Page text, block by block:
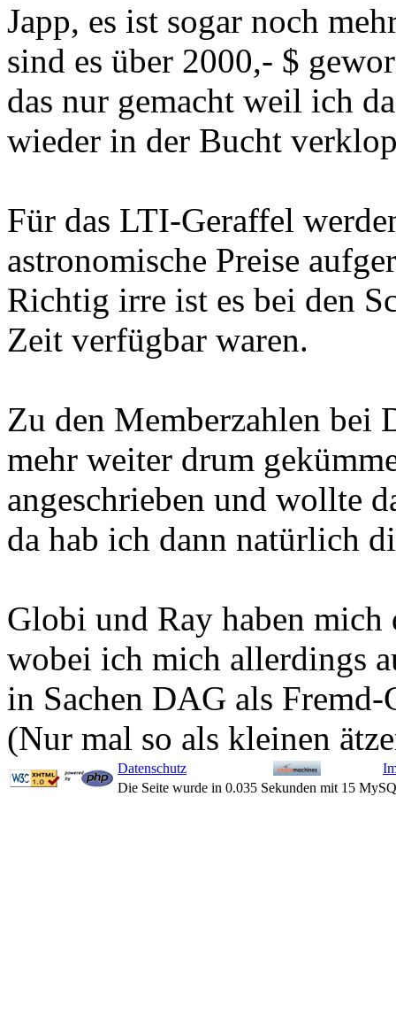
Japp, es ist sogar noch
sind es über 2000,- $
das nur gemacht weil ich
wieder in der Bucht
Für das LTI-Geraffel
astronomische Preise
Richtig irre ist es bei den
Zeit verfügbar waren.
Zu den Memberzahlen bei
mehr weiter drum
angeschrieben und wollte
da hab ich dann natürlich
Globi und Ray haben mich
wobei ich mich allerdings
in Sachen DAG als
(Nur mal so als kleinen
Datenschutz
Die Seite wurde in 0.035 Sekunden mit 15